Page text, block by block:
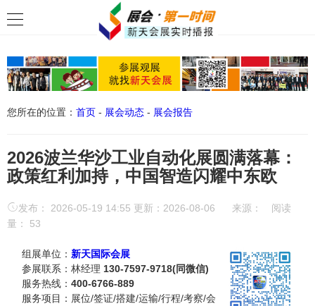
您所在的位置： 首页 - 展会动态 - 展会报告
2026波兰华沙工业自动化展圆满落幕：
政策红利加持，中国智造闪耀中东欧
发布： 2026-05-19 14:55 更新：2026-08-06 来源：
阅读
量： 53
组展单位： 新天国际会展
参展联系：林经理 130-7597-9718(同微信)
服务热线：400-6766-889
服务项目：展位/签证/搭建/运输/行程/考察/会